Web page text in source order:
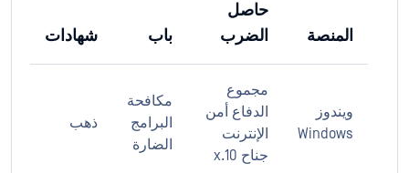
المنصة
حاصل
الضرب
باب شهادات
ويندوز
Windows
مجموع
الدفاع أمن
الإنترنت
جناح 10.x
مكافحة
البرامج
الضارة
ذهب